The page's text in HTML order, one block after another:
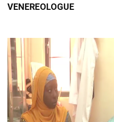
VENEREOLOGUE